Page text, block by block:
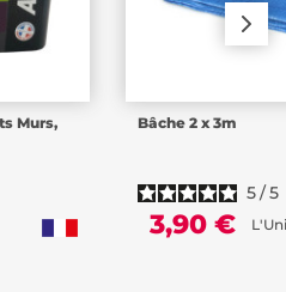
Murs,
Bâche 2 x 3m
5/5
3,90 €